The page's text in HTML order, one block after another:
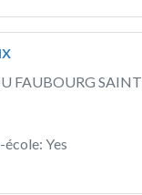
FAUBOURG SAINT
école: Yes